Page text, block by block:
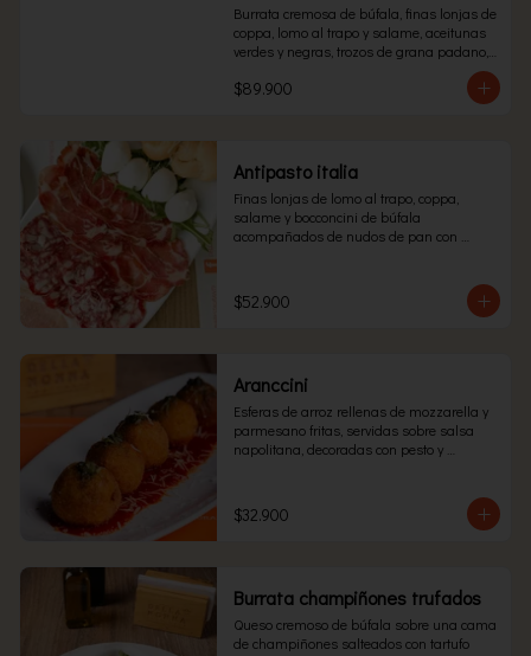
Burrata cremosa de búfala, finas lonjas de
coppa, lomo al trapo y salame, aceitunas
verdes y negras, trozos de grana padano,
champiñones y alcachofas acompañados
de chips de pizza .
$89.900
Antipasto italia
Finas lonjas de lomo al trapo, coppa,
salame y bocconcini de búfala
acompañados de nudos de pan con
$52.900
Aranccini
Esferas de arroz rellenas de mozzarella y
parmesano fritas, servidas sobre salsa
napolitana, decoradas con pesto y
$32.900
Burrata champiñones trufados
Queso cremoso de búfala sobre una cama
de champiñones salteados con tartufo